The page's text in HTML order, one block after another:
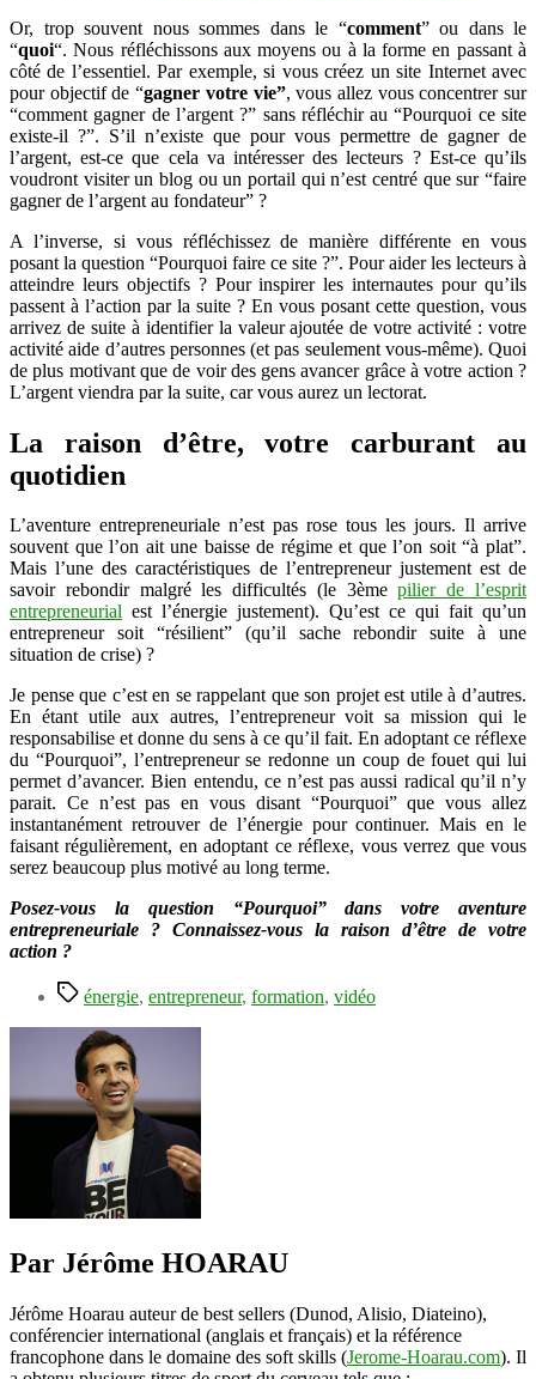
Or, trop souvent nous sommes dans le “comment” ou dans le
“quoi“. Nous réfléchissons aux moyens ou à la forme en passant à
côté de l’essentiel. Par exemple, si vous créez un site Internet avec
pour objectif de “gagner votre vie”, vous allez vous concentrer sur
“comment gagner de l’argent ?” sans réfléchir au “Pourquoi ce site
existe-il ?”. S’il n’existe que pour vous permettre de gagner de
l’argent, est-ce que cela va intéresser des lecteurs ? Est-ce qu’ils
voudront visiter un blog ou un portail qui n’est centré que sur “faire
gagner de l’argent au fondateur” ?
A l’inverse, si vous réfléchissez de manière différente en vous
posant la question “Pourquoi faire ce site ?”. Pour aider les lecteurs à
atteindre leurs objectifs ? Pour inspirer les internautes pour qu’ils
passent à l’action par la suite ? En vous posant cette question, vous
arrivez de suite à identifier la valeur ajoutée de votre activité : votre
activité aide d’autres personnes (et pas seulement vous-même). Quoi
de plus motivant que de voir des gens avancer grâce à votre action ?
L’argent viendra par la suite, car vous aurez un lectorat.
La raison d’être, votre carburant au
quotidien
L’aventure entrepreneuriale n’est pas rose tous les jours. Il arrive
souvent que l’on ait une baisse de régime et que l’on soit “à plat”.
Mais l’une des caractéristiques de l’entrepreneur justement est de
savoir rebondir malgré les difficultés (le 3èmepilier de l’esprit
entrepreneurial est l’énergie justement). Qu’est ce qui fait qu’un
entrepreneur soit “résilient” (qu’il sache rebondir suite à une
situation de crise) ?
Je pense que c’est en se rappelant que son projet est utile à d’autres.
En étant utile aux autres, l’entrepreneur voit sa mission qui le
responsabilise et donne du sens à ce qu’il fait. En adoptant ce réflexe
du “Pourquoi”, l’entrepreneur se redonne un coup de fouet qui lui
permet d’avancer. Bien entendu, ce n’est pas aussi radical qu’il n’y
parait. Ce n’est pas en vous disant “Pourquoi” que vous allez
instantanément retrouver de l’énergie pour continuer. Mais en le
faisant régulièrement, en adoptant ce réflexe, vous verrez que vous
serez beaucoup plus motivé au long terme.
Posez-vous la question “Pourquoi” dans votre aventure
entrepreneuriale ? Connaissez-vous la raison d’être de votre
action ?
Étiquettes
énergie, entrepreneur, formation, vidéo
Par Jérôme HOARAU
Jérôme Hoarau auteur de best sellers (Dunod, Alisio, Diateino),
conférencier international (anglais et français) et la référence
francophone dans le domaine des soft skills (Jerome-Hoarau.com). Il